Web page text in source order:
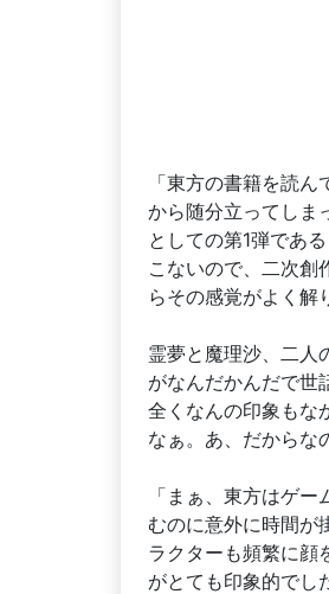
「東方の書籍を読
から随分立ってしま
としての第1弾であ
こないので、二次創
らその感覚がよく解
霊夢と魔理沙、二人
がなんだかんだで世
全くなんの印象もな
なぁ。あ、だからな
「まぁ、東方はゲ
むのに意外に時間が
ラクターも頻繁に顔
がとても印象的でし